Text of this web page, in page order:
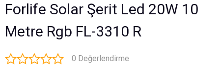
Forlife Solar Şerit Led 20W 10
Metre Rgb FL-3310 R
0 Değerlendirme